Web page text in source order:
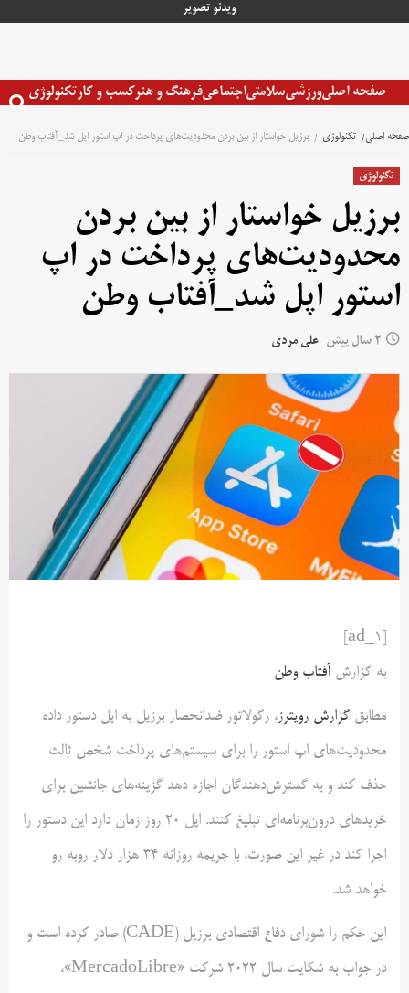
ویدئو تصویر
صفحه اصلیورزشیسلامتیاجتماعیفرهنگ و هنرکسب و کارتکنولوژی
صفحه اصلی تکنولوژی برزیل خواستار از بین بردن محدودیت‌های پرداخت در اپ استور اپل شد_آفتاب وطن
تکنولوژی
برزیل خواستار از بین بردن
محدودیت‌های پرداخت در اپ
استور اپل شد_آفتاب وطن
2 سال پیش علی مردی
به گزارش آفتاب وطن
مطابق گزارش رویترز، رگولاتور ضدانحصار برزیل به اپل دستور داده
محدودیت‌های اپ استور را برای سیستم‌های پرداخت شخص ثالث
حذف کند و به گسترش‌دهندگان اجازه دهد گزینه‌های جانشین برای
خریدهای درون‌برنامه‌ای تبلیغ کنند. اپل 20 روز زمان دارد این دستور را
اجرا کند در غیر این صورت، با جریمه روزانه ۳۴ هزار دلار روبه رو
خواهد شد.
این حکم را شورای دفاع اقتصادی برزیل (CADE) صادر کرده است و
در جواب به شکایت سال 2022 شرکت «MercadoLibre»،